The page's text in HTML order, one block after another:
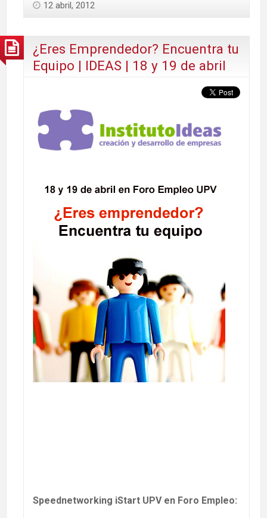
12 abril, 2012
¿Eres Emprendedor? Encuentra tu
Equipo | IDEAS | 18 y 19 de abril
Speednetworking iStart UPV en Foro Empleo: